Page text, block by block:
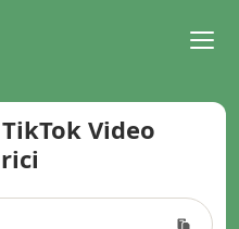
TikTok Video